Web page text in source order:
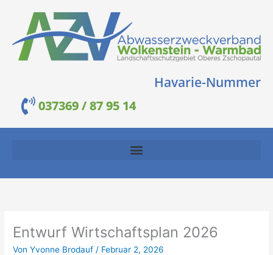
springen
Havarie-Nummer
037369 / 87 95 14
Entwurf Wirtschaftsplan 2026
VonYvonne Brodauf / Februar 2, 2026